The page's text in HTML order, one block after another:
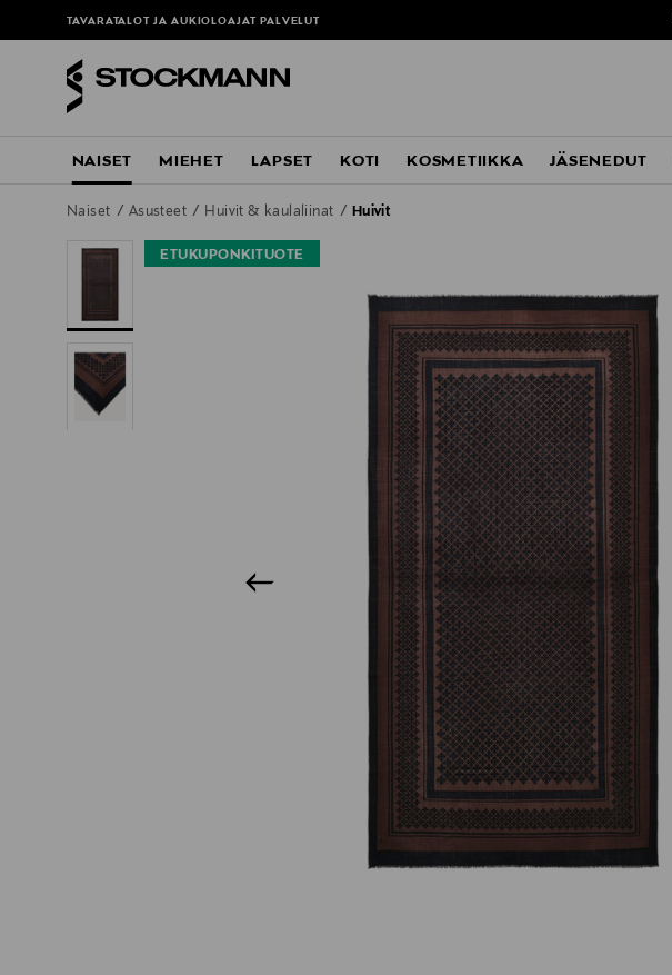
TAVARATALOT JA AUKIOLOAJAT PALVELUT
NAISET MIEHET LAPSET KOTI KOSMETIIKKA JÄSENEDUT
Naiset Asusteet Huivit & kaulaliinat Huivit
ETUKUPONKITUOTE